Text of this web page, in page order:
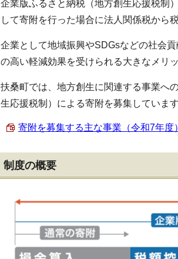
企業版ふるさと納税（地方創生応援税制
して寄附を行った場合に法人関係税から
企業として地域振興やSDGsなどの社会
の高い軽減効果を受けられる大きなメリ
扶桑町では、地方創生に関連する事業へ
生応援税制）による寄附を募集していま
寄附を募集する主な事業（令和7年度
制度の概要